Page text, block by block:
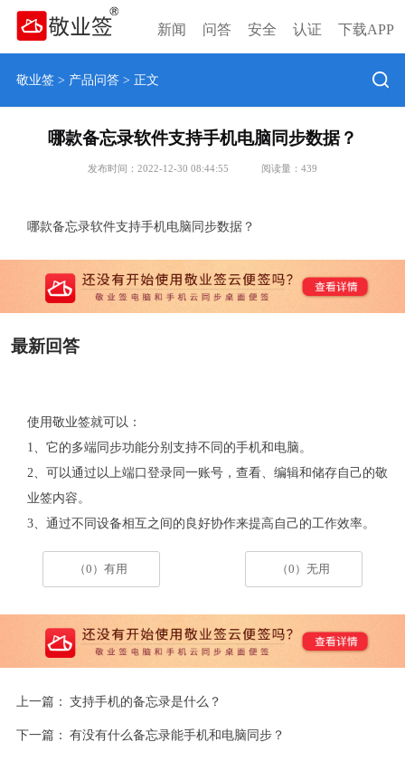
新闻 问答 安全 认证 下载APP
敬业签> 产品问答> 正文
哪款备忘录软件支持手机电脑同步数据？
发布时间：2022-12-30 08:44:55 阅读量： 439
哪款备忘录软件支持手机电脑同步数据？
最新回答
使用敬业签就可以：
1、它的多端同步功能分别支持不同的手机和电脑。
2、可以通过以上端口登录同一账号，查看、编辑和储存自己的敬
业签内容。
3、通过不同设备相互之间的良好协作来提高自己的工作效率。
（0）有用 （0）无用
上一篇： 支持手机的备忘录是什么？
下一篇： 有没有什么备忘录能手机和电脑同步？